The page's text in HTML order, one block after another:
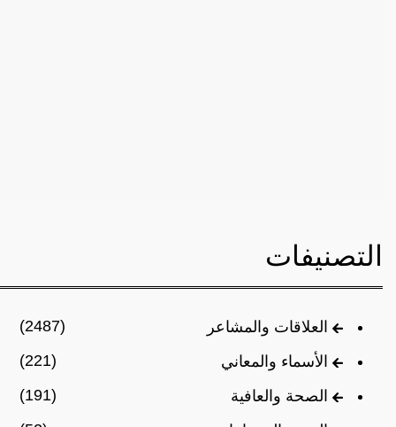
التصنيفات
العلاقات والمشاعر
(2487)
الأسماء والمعاني
(221)
الصحة والعافية
(191)